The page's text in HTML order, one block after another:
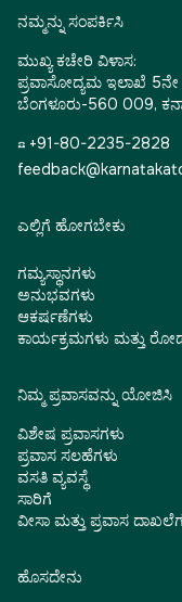
ನಮ್ಮನ್ನು ಸಂಪರ್ಕಿಸಿ
ಮುಖ್ಯ ಕಚೇರಿ ವಿಳಾಸ:
ಪ್ರವಾಸೋದ್ಯಮ ಇಲಾಖೆ
ಬೆಂಗಳೂರು-560 009,
☎ +91-80-2235-2828
ಎಲ್ಲಿಗೆ ಹೋಗಬೇಕು
ಗಮ್ಯಸ್ಥಾನಗಳು
ಅನುಭವಗಳು
ಆಕರ್ಷಣೆಗಳು
ಕಾರ್ಯಕ್ರಮಗಳು ಮತ್ತು
ನಿಮ್ಮ ಪ್ರವಾಸವನ್ನು ಯೋಜಿಸಿ
ವಿಶೇಷ ಪ್ರವಾಸಗಳು
ಪ್ರವಾಸ ಸಲಹೆಗಳು
ವಸತಿ ವ್ಯವಸ್ಥೆ
ಸಾರಿಗೆ
ವೀಸಾ ಮತ್ತು ಪ್ರವಾಸ
ಹೊಸದೇನು